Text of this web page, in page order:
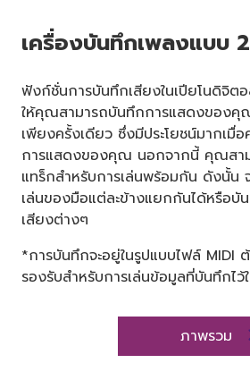
เครื่องบันทึกเพลงแบบ
ฟังก์ชั่นการบันทึกเสียงในเปียโนดิจิต
ให้คุณสามารถบันทึกการแสดงของ
เพียงครั้งเดียว ซึ่งมีประโยชน์มากเ
การแสดงของคุณ นอกจากนี้ คุณสา
แทร็กสำหรับการเล่นพร้อมกัน ดังนั้น
เล่นของมือแต่ละข้างแยกกันได้หรือ
เสียงต่างๆ
*การบันทึกจะอยู่ในรูปแบบไฟล์ MIDI
รองรับสำหรับการเล่นข้อมูลที่บันทึกไว้
ภาพรวม